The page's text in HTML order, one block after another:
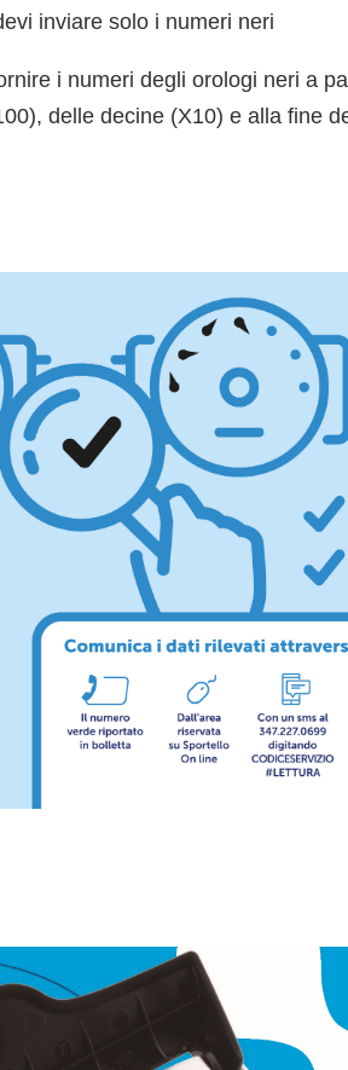
inviare solo i numeri neri
i numeri degli orologi neri a
delle decine (X10) e alla fine